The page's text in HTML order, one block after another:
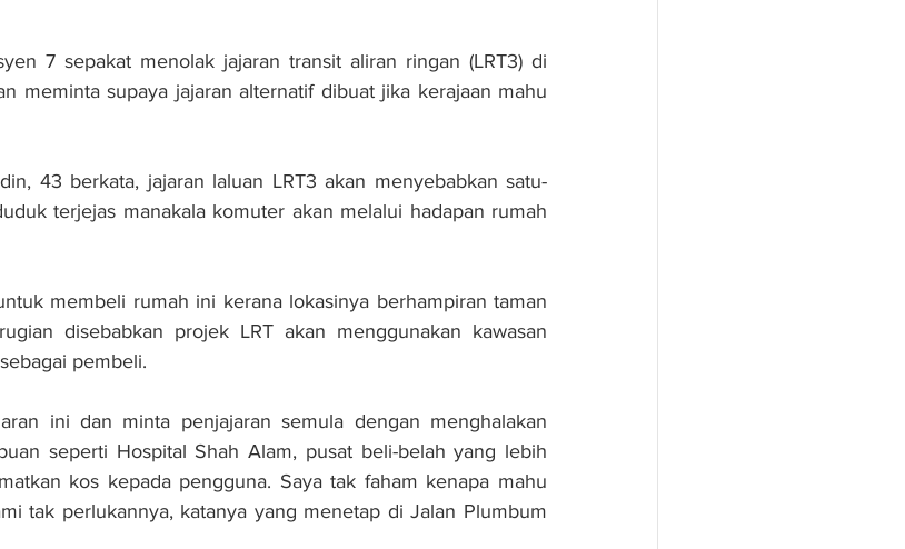
7 sepakat menolak jajaran transit aliran ringan (LRT3) di
meminta supaya jajaran alternatif dibuat jika kerajaan mahu
43 berkata, jajaran laluan LRT3 akan menyebabkan satu-
terjejas manakala komuter akan melalui hadapan rumah
membeli rumah ini kerana lokasinya berhampiran taman
disebabkan projek LRT akan menggunakan kawasan
pembeli.
ini dan minta penjajaran semula dengan menghalakan
seperti Hospital Shah Alam, pusat beli-belah yang lebih
kos kepada pengguna. Saya tak faham kenapa mahu
tak perlukannya, katanya yang menetap di Jalan Plumbum